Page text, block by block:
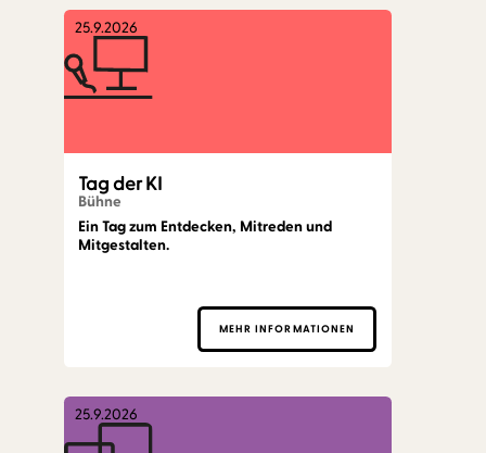
25.9.2026
Tag der KI
Bühne
Ein Tag zum Entdecken, Mitreden und
Mitgestalten.
MEHR INFORMATIONEN
25.9.2026